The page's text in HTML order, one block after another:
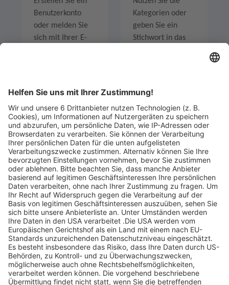
Benutzerkonto
oder melden Sie
sich mit Ihrer E-
Kategorien oder
geben Sie ein
Stichwort in das
Legen Sie zum
Mitbieten eine
Höchstgrenze für
Ihr Gebot fest. Ein
automatischer
Bietagent bietet
für Sie bis zum
Höchstgebot.
Sind Sie am Ende
der
Höchstbietende,
werden Sie per E-
Mail informiert
und erhalten nach
Zahlungseingang
ein Zertifikat zum
Einlösen des
Angebots.